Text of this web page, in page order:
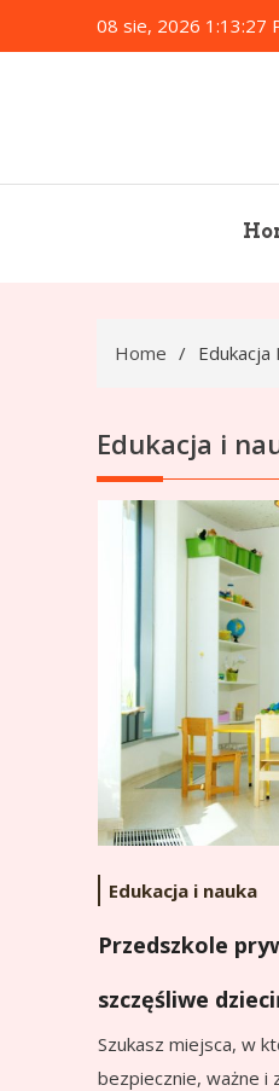
to
08 sie, 2026 1:13:28
Home Edukacja
Edukacja i
Edukacja i nauka
Przedszkole
szczęśliwe
Szukasz miejsca, w
bezpiecznie, ważne i